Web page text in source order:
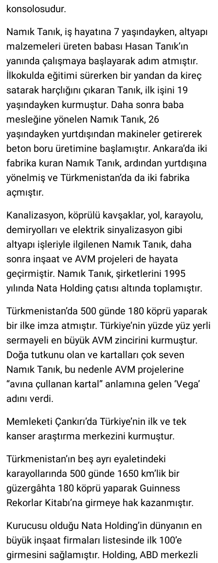
konsolosudur.
Namık Tanık, iş hayatına 7 yaşındayken, altyapı
malzemeleri üreten babası Hasan Tanık’ın
yanında çalışmaya başlayarak adım atmıştır.
İlkokulda eğitimi sürerken bir yandan da kireç
satarak harçlığını çıkaran Tanık, ilk işini 19
yaşındayken kurmuştur. Daha sonra baba
mesleğine yönelen Namık Tanık, 26
yaşındayken yurtdışından makineler getirerek
beton boru üretimine başlamıştır. Ankara’da iki
fabrika kuran Namık Tanık, ardından yurtdışına
yönelmiş ve Türkmenistan’da da iki fabrika
açmıştır.
Kanalizasyon, köprülü kavşaklar, yol, karayolu,
demiryolları ve elektrik sinyalizasyon gibi
altyapı işleriyle ilgilenen Namık Tanık, daha
sonra inşaat ve AVM projeleri de hayata
geçirmiştir. Namık Tanık, şirketlerini 1995
yılında Nata Holding çatısı altında toplamıştır.
Türkmenistan’da 500 günde 180 köprü yaparak
bir ilke imza atmıştır. Türkiye’nin yüzde yüz yerli
sermayeli en büyük AVM zincirini kurmuştur.
Doğa tutkunu olan ve kartalları çok seven
Namık Tanık, bu nedenle AVM projelerine
“avına çullanan kartal” anlamına gelen ‘Vega’
adını verdi.
Memleketi Çankırı’da Türkiye’nin ilk ve tek
kanser araştırma merkezini kurmuştur.
Türkmenistan’ın beş ayrı eyaletindeki
karayollarında 500 günde 1650 km’lik bir
güzergâhta 180 köprü yaparak Guinness
Rekorlar Kitabı’na girmeye hak kazanmıştır.
Kurucusu olduğu Nata Holding’in dünyanın en
büyük inşaat firmaları listesinde ilk 100’e
girmesini sağlamıştır. Holding, ABD merkezli